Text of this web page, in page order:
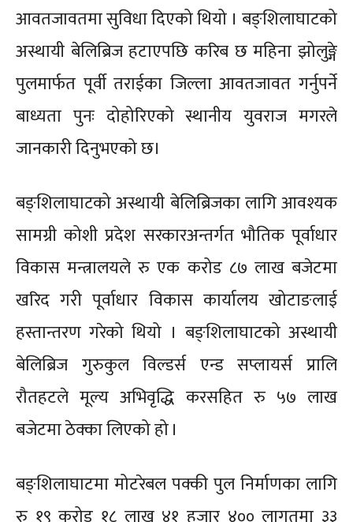
आवतजावतमा सुविधा दिएको थियो । बङ्शिलाघाटको
अस्थायी बेलिब्रिज हटाएपछि करिब छ महिना झोलुङ्गे
पुलमार्फत पूर्वी तराईका जिल्ला आवतजावत गर्नुपर्ने
बाध्यता पुनः दोहोरिएको स्थानीय युवराज मगरले
जानकारी दिनुभएको छ।
बङ्शिलाघाटको अस्थायी बेलिब्रिजका लागि आवश्यक
सामग्री कोशी प्रदेश सरकारअन्तर्गत भौतिक पूर्वाधार
विकास मन्त्रालयले रु एक करोड ८७ लाख बजेटमा
खरिद गरी पूर्वाधार विकास कार्यालय खोटाङलाई
हस्तान्तरण गरेको थियो । बङ्शिलाघाटको अस्थायी
बेलिब्रिज गुरुकुल विल्डर्स एन्ड सप्लायर्स प्रालि
रौतहटले मूल्य अभिवृद्धि करसहित रु ५७ लाख
बजेटमा ठेक्का लिएको हो ।
बङ्शिलाघाटमा मोटरेबल पक्की पुल निर्माणका लागि